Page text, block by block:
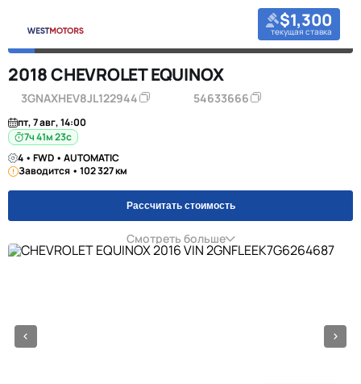
$1,300
текущая ставка
2018 CHEVROLET EQUINOX
3GNAXHEV8JL122944 54633666
пт, 7 авг, 14:00
7ч 41м 23с
4 • FWD • AUTOMATIC
Заводится • 102 327 км
Рассчитать стоимость
Смотреть больше